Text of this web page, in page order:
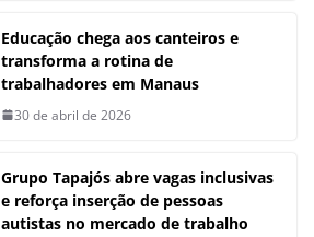
Educação chega aos canteiros e
transforma a rotina de
trabalhadores em Manaus
30 de abril de 2026
Grupo Tapajós abre vagas inclusivas
e reforça inserção de pessoas
autistas no mercado de trabalho